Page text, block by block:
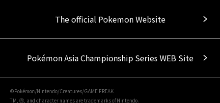
The official Pokemon Website
Pokémon Asia Championship Series WEB Site
©Pokémon/Nintendo/Creatures/GAME FREAK
TM, Ⓡ, and character names are trademarks of Nintendo.